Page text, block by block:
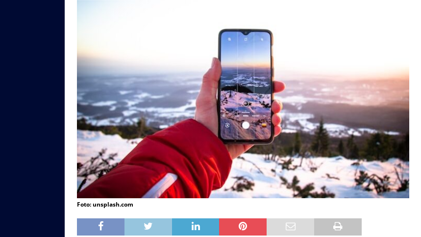
Foto: unsplash.com
Coasters ansehen.
Zur Bildgalerie